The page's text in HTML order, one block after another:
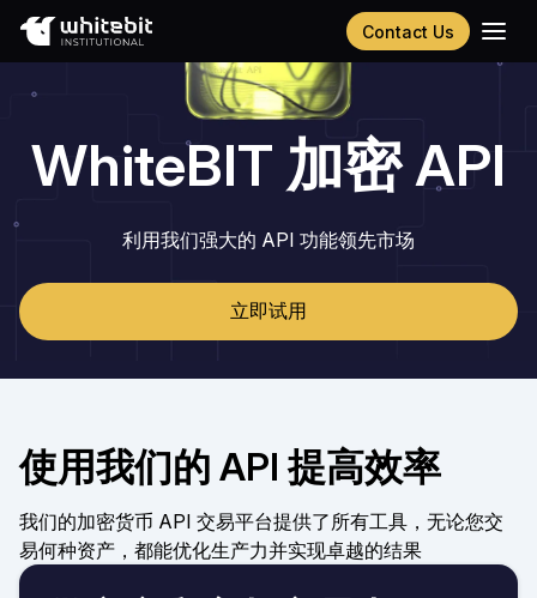
Contact Us
Українська
Español
Português
WhiteBIT 加密 API
利用我们强大的 API 功能领先市场
立即试用
使用我们的 API 提高效率
我们的加密货币 API 交易平台提供了所有工具，无论您交
易何种资产，都能优化生产力并实现卓越的结果